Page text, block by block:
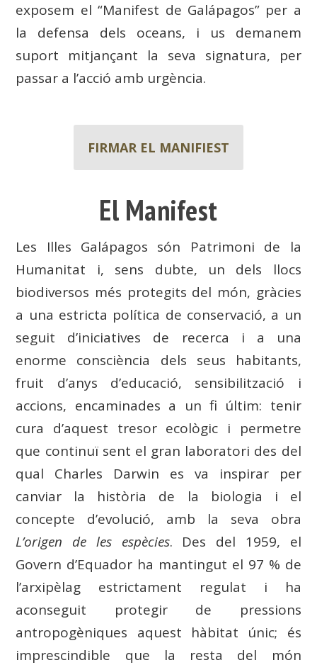
exposem el “Manifest de Galápagos” per a
la defensa dels oceans, i us demanem
suport mitjançant la seva signatura, per
passar a l’acció amb urgència.
FIRMAR EL MANIFIEST
El Manifest
Les Illes Galápagos són Patrimoni de la
Humanitat i, sens dubte, un dels llocs
biodiversos més protegits del món, gràcies
a una estricta política de conservació, a un
seguit d’iniciatives de recerca i a una
enorme consciència dels seus habitants,
fruit d’anys d’educació, sensibilització i
accions, encaminades a un fi últim: tenir
cura d’aquest tresor ecològic i permetre
que continuï sent el gran laboratori des del
qual Charles Darwin es va inspirar per
canviar la història de la biologia i el
concepte d’evolució, amb la seva obra
L’origen de les espècies. Des del 1959, el
Govern d’Equador ha mantingut el 97 % de
l’arxipèlag estrictament regulat i ha
aconseguit protegir de pressions
antropogèniques aquest hàbitat únic; és
imprescindible que la resta del món